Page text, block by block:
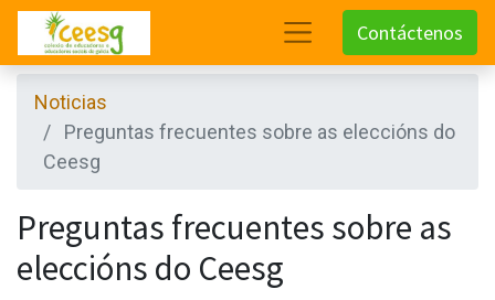
Contáctenos
Noticias
Preguntas frecuentes sobre as eleccións do
Ceesg
Preguntas frecuentes sobre as
eleccións do Ceesg